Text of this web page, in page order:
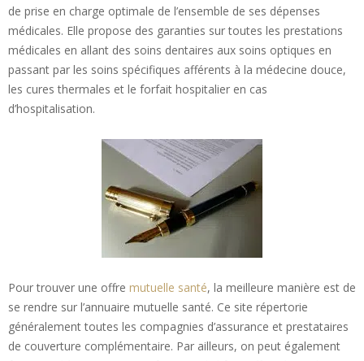
de prise en charge optimale de l’ensemble de ses dépenses
médicales. Elle propose des garanties sur toutes les prestations
médicales en allant des soins dentaires aux soins optiques en
passant par les soins spécifiques afférents à la médecine douce,
les cures thermales et le forfait hospitalier en cas
d’hospitalisation.
Pour trouver une offre mutuelle santé, la meilleure manière est de
se rendre sur l’annuaire mutuelle santé. Ce site répertorie
généralement toutes les compagnies d’assurance et prestataires
de couverture complémentaire. Par ailleurs, on peut également